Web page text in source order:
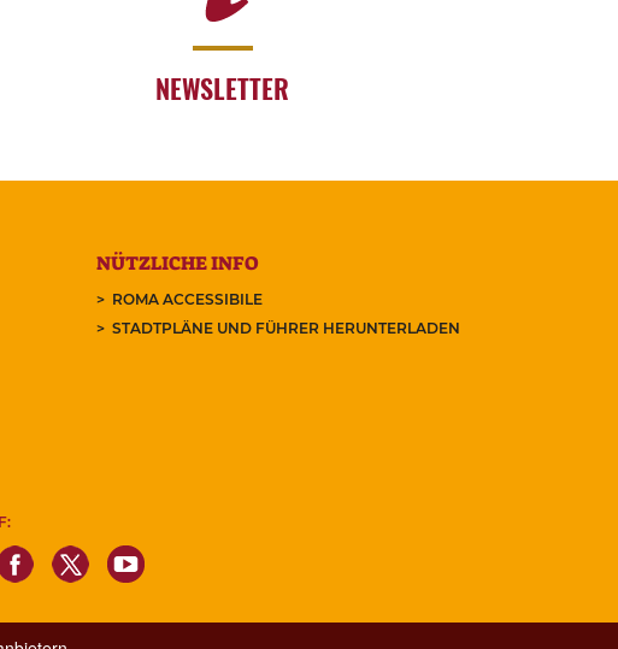
NEWSLETTER
NÜTZLICHE INFO
ROMA ACCESSIBILE
STADTPLÄNE UND FÜHRER HERUNTERLADEN